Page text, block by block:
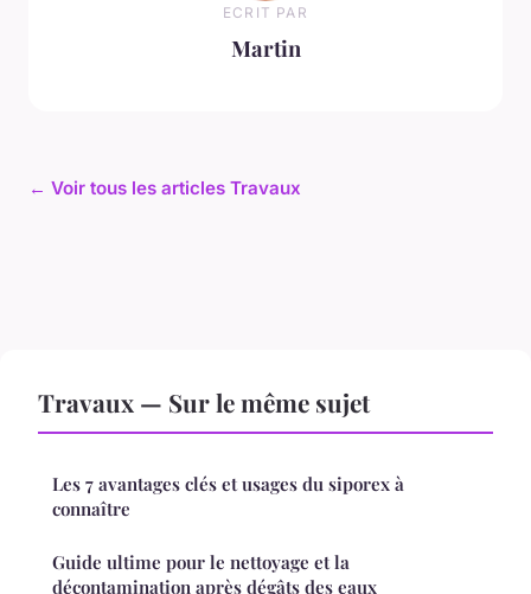
ECRIT PAR
Martin
← Voir tous les articles Travaux
Travaux — Sur le même sujet
Les 7 avantages clés et usages du siporex à
connaître
Guide ultime pour le nettoyage et la
décontamination après dégâts des eaux